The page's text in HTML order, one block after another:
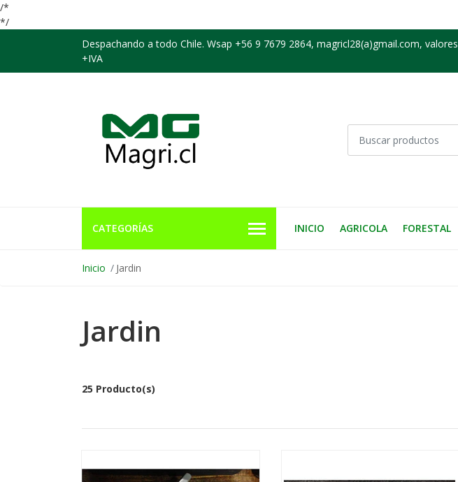
/*
*/
Despachando a todo Chile. Wsap +56 9 7679 2864, magricl28(a)gmail.com, valores
+IVA
CATEGORÍAS INICIO AGRICOLA FORESTAL
Inicio Jardin
Jardin
25 Producto(s)